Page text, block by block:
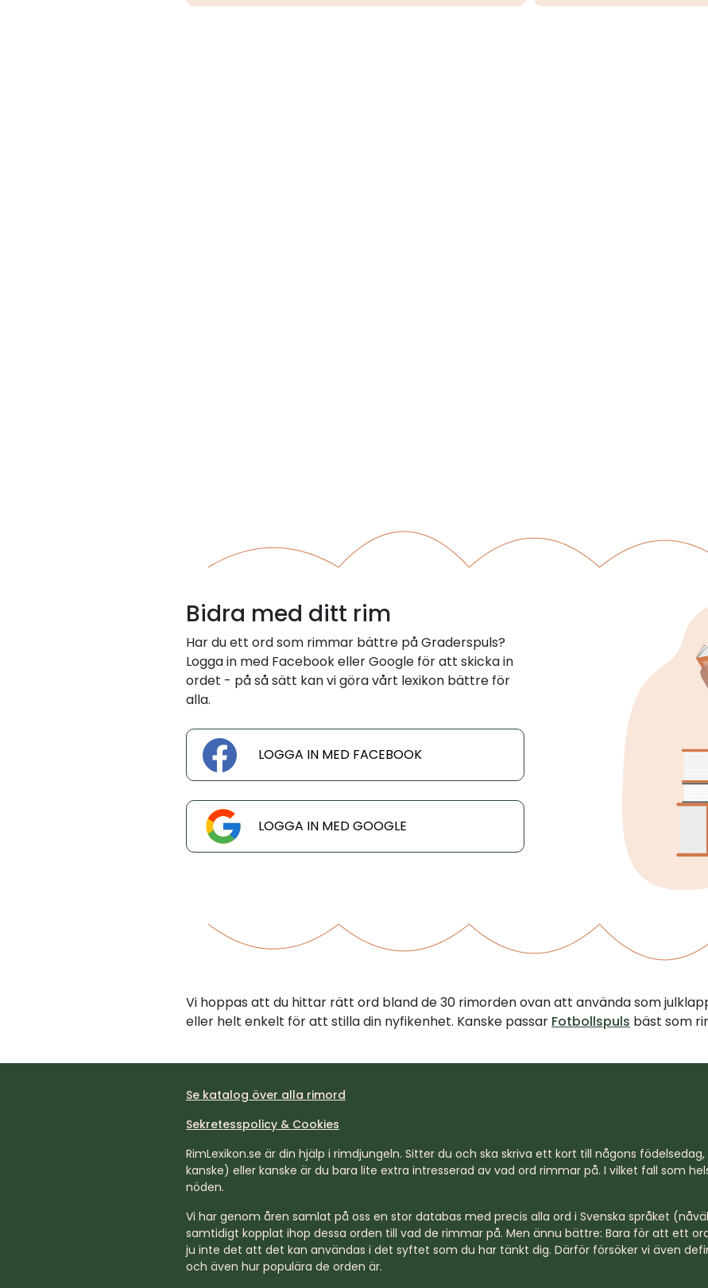
Bidra med ditt rim
Har du ett ord som rimmar bättre på Graderspuls?
Logga in med Facebook eller Google för att skicka in
ordet - på så sätt kan vi göra vårt lexikon bättre för
alla.
LOGGA IN MED FACEBOOK
LOGGA IN MED GOOGLE
Vi hoppas att du hittar rätt ord bland de 30 rimorden ovan att använda som
eller helt enkelt för att stilla din nyfikenhet. Kanske passar Fotbollspuls bäst som
Se katalog över alla rimord
Sekretesspolicy & Cookies
RimLexikon.se är din hjälp i rimdjungeln. Sitter du och ska skriva ett kort till någons
kanske) eller kanske är du bara lite extra intresserad av vad ord rimmar på. I vilket fall som
nöden.
Vi har genom åren samlat på oss en stor databas med precis alla ord i Svenska språket
samtidigt kopplat ihop dessa orden till vad de rimmar på. Men ännu bättre: Bara för att ett
ju inte det att det kan användas i det syftet som du har tänkt dig. Därför försöker vi även
och även hur populära de orden är.